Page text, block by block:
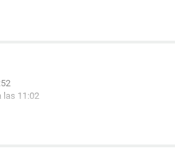
las 11:02